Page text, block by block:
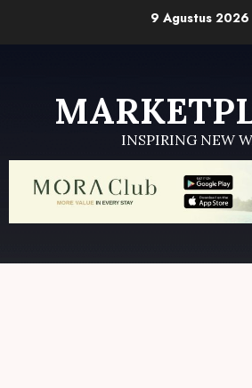
9 Agustus 2026
INSPIRING NEW